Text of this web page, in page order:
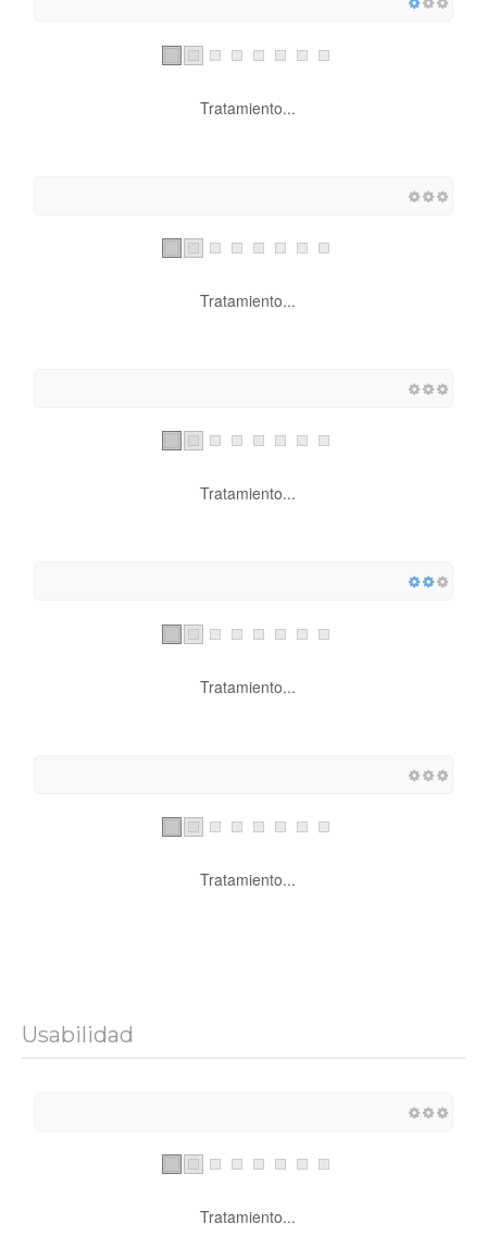
Tratamiento...
Tratamiento...
Tratamiento...
Tratamiento...
Tratamiento...
Usabilidad
Tratamiento...